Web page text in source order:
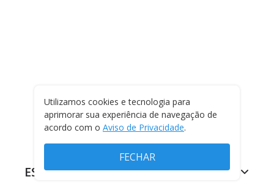
ESPORTES
Utilizamos cookies e tecnologia para
aprimorar sua experiência de navegação de
acordo com o Aviso de Privacidade.
FECHAR